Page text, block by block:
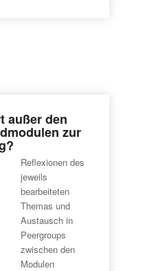
außer den
zur
Reflexionen des
jeweils
bearbeiteten
Themas und
Austausch in
Peergroups
zwischen den
Modulen